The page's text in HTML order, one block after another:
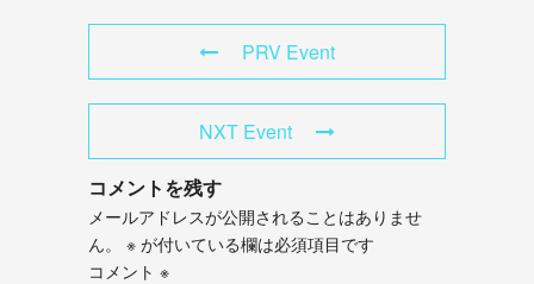
PRV Event
NXT Event
コメントを残す
メールアドレスが公開されることはありませ
ん。
※ が付いている欄は必須項目です
コメント ※